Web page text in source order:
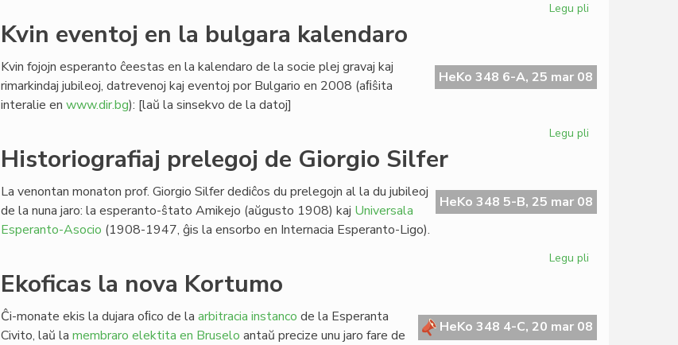
Legu pli
EVA
Kvin eventoj en la bulgara kalendaro
HeKo 348 6-A, 25 mar 08
Kvin fojojn esperanto ĉeestas en la kalendaro de la socie plej gravaj kaj
rimarkindaj jubileoj, datrevenoj kaj eventoj por Bulgario en 2008 (aﬁŝita
interalie en www.dir.bg): [laŭ la sinsekvo de la datoj]
Legu pli
la
bulgara
Historiografiaj prelegoj de Giorgio Silfer
HeKo 348 5-B, 25 mar 08
La venontan monaton prof. Giorgio Silfer dediĉos du prelegojn al la du jubileoj
de la nuna jaro: la esperanto-ŝtato Amikejo (aŭgusto 1908) kaj Universala
Esperanto-Asocio (1908-1947, ĝis la ensorbo en Internacia Esperanto-Ligo).
Legu pli
Giorgio
Silfer
Ekoficas la nova Kortumo
HeKo 348 4-C, 20 mar 08
Ĉi-monate ekis la dujara oﬁco de la arbitracia instanco de la Esperanta
Civito, laŭ la membraro elektita en Bruselo antaŭ precize unu jaro fare de